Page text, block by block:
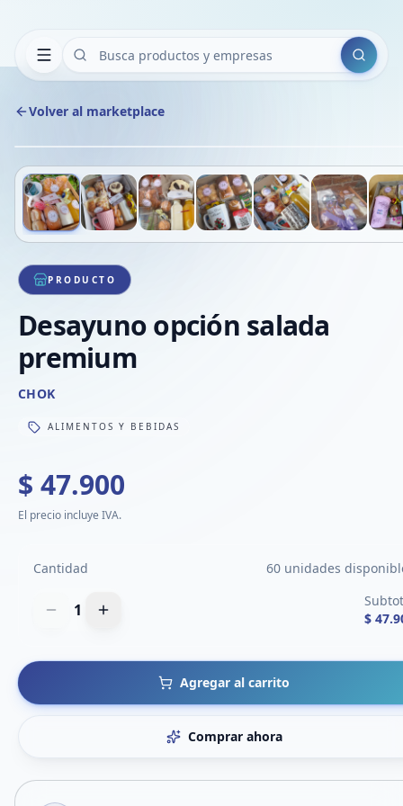
Buscar
Volver al marketplace
1/7
PRODUCTO
Desayuno opción salada
premium
CHOK
ALIMENTOS Y BEBIDAS
$ 47.900
El precio incluye IVA.
Cantidad 60 unidades
1
$
Agregar al carrito
Comprar ahora